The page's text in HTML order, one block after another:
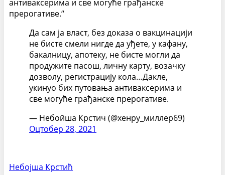
антиваксерима и све могуће грађанске
прерогативе.“
Да сам ја власт, без доказа о вакцинацији
не бисте смели нигде да уђете, у кафану,
бакалницу, апотеку, не бисте могли да
продужите пасош, личну карту, возачку
дозволу, регистрацију кола…Дакле,
укинуо бих путовања антиваксерима и
све могуће грађанске прерогативе.
— Небойша Крстич (@хенрy_миллер69)
Оцтобер 28, 2021
Небојша Крстић